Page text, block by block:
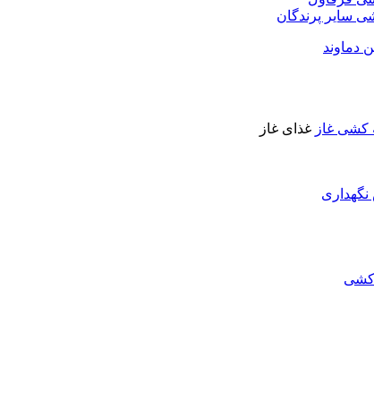
سایر پرندگان
دماوند
کشی غاز غذای غاز
کشی